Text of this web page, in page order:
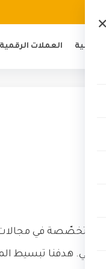
الرئيسية العملات الرقمية
متخصّصة في مجالات
الذاتي. هدفنا
✕